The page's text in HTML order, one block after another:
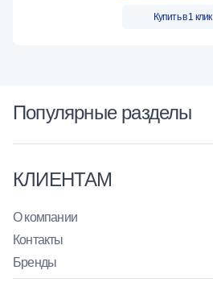
Купить в 1 клик
Популярные разделы
КЛИЕНТАМ
О компании
Контакты
Бренды